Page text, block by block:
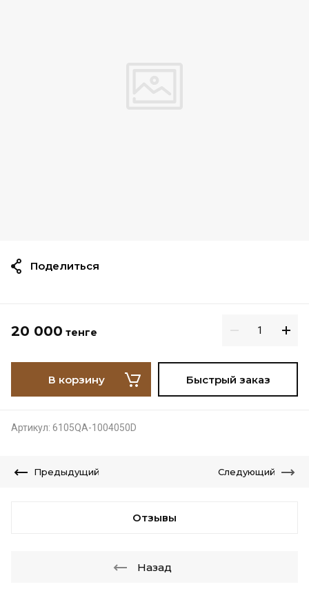
20 000 тенге
В корзину Быстрый заказ
Артикул: 6105QA-1004050D
Поделиться
Предыдущий Следующий
Отзывы
Назад